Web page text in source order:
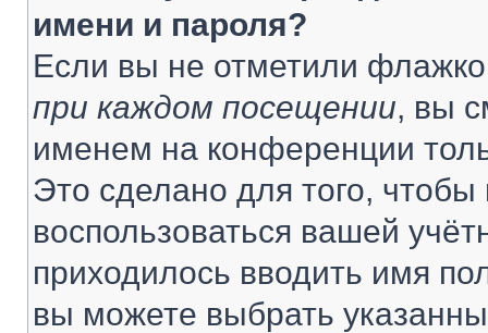
имени и пароля?
Если вы не отметили
при каждом посещении, вы
именем на конференции
Это сделано для того, чтобы
воспользоваться вашей
приходилось вводить имя
вы можете выбрать